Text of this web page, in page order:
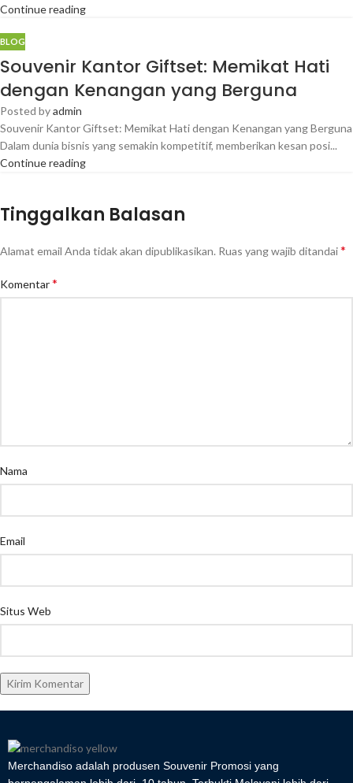
Continue reading
BLOG
Souvenir Kantor Giftset: Memikat Hati
dengan Kenangan yang Berguna
Posted byadmin
Souvenir Kantor Giftset: Memikat Hati dengan Kenangan yang Berguna
Dalam dunia bisnis yang semakin kompetitif, memberikan kesan posi...
Continue reading
Tinggalkan Balasan
Alamat email Anda tidak akan dipublikasikan. Ruas yang wajib ditandai*
Komentar*
Nama
Email
Situs Web
Merchandiso adalah produsen Souvenir Promosi yang